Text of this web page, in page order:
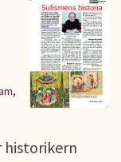
,
historikern